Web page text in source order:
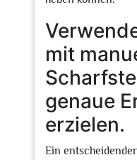
mit
genaue
erzielen.
Ein